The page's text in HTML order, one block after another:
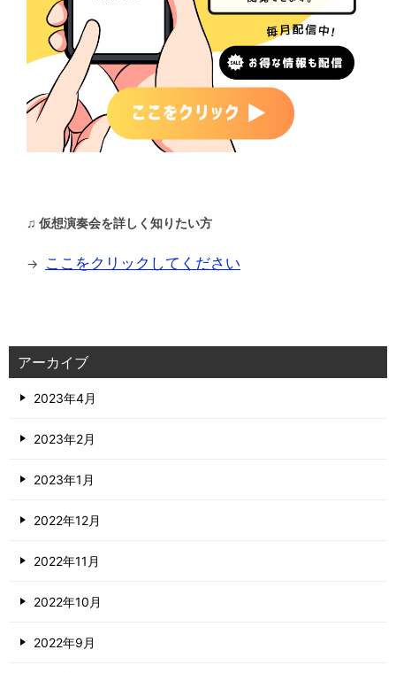
♫ 仮想演奏会を詳しく知りたい方
→ ここをクリックしてください
アーカイブ
2023年4月
2023年2月
2023年1月
2022年12月
2022年11月
2022年10月
2022年9月